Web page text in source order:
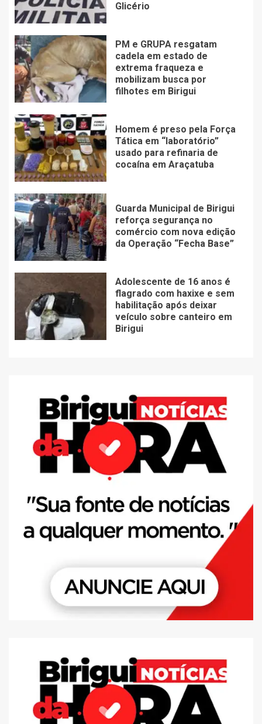
Glicério
PM e GRUPA resgatam
cadela em estado de
extrema fraqueza e
mobilizam busca por
filhotes em Birigui
Homem é preso pela Força
Tática em “laboratório”
usado para refinaria de
cocaína em Araçatuba
Guarda Municipal de Birigui
reforça segurança no
comércio com nova edição
da Operação “Fecha Base”
Adolescente de 16 anos é
flagrado com haxixe e sem
habilitação após deixar
veículo sobre canteiro em
Birigui